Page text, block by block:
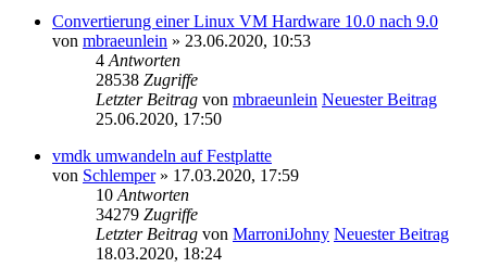
Convertierung einer Linux VM Hardware 10.0 nach 9.0
von mbraeunlein » 23.06.2020, 10:53
4 Antworten
28538 Zugriffe
Letzter Beitrag von mbraeunlein Neuester Beitrag
25.06.2020, 17:50
vmdk umwandeln auf Festplatte
von Schlemper» 17.03.2020, 17:59
10 Antworten
34279 Zugriffe
Letzter Beitrag von MarroniJohny Neuester Beitrag
18.03.2020, 18:24